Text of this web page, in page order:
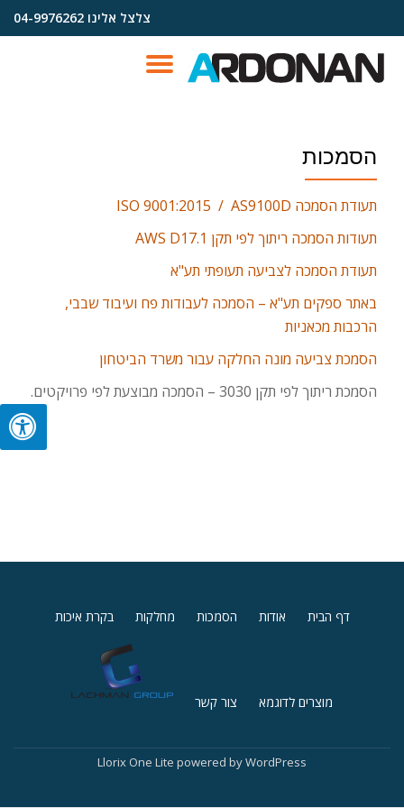
content
צלצל אלינו 04-9976262
TOGGLE
הסמכות
תעודת הסמכה ISO 9001:2015 / AS9100D
תעודות הסמכה ריתוך לפי תקן AWS D17.1
תעודת הסמכה לצביעה תעופתי תע"א
באתר ספקים תע"א – הסמכה לעבודות פח ועיבוד שבבי,
הרכבות מכאניות
הסמכת צביעה מונה החלקה עבור משרד הביטחון
הסמכת ריתוך לפי תקן 3030 – הסמכה מבוצעת לפי פרויקטים.
Secondary
דף הבית אודות הסמכות מחלקות בקרת איכות
מוצרים לדוגמא צור קשר
Llorix One Lite powered byWordPress